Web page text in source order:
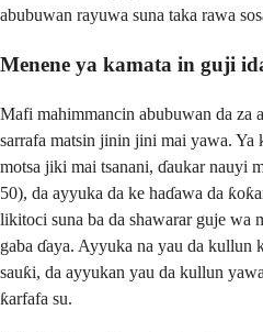
abubuwan rayuwa suna taka rawa
Menene ya kamata in guji
Mafi mahimmancin abubuwan da za
sarrafa matsin jinin jini mai yawa. Ya
motsa jiki mai tsanani, ɗaukar nauyi
50), da ayyuka da ke haɗawa da
likitoci suna ba da shawarar guje wa
gaba ɗaya. Ayyuka na yau da kullun
sauƙi, da ayyukan yau da kullun
ƙarfafa su.